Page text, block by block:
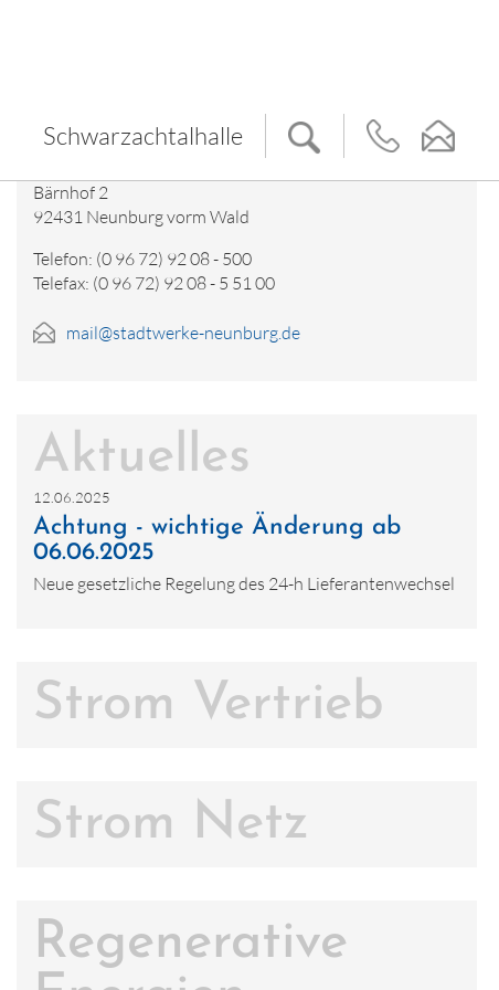
Schwarzachtalhalle
Kontakt
Bärnhof 2
92431 Neunburg vorm Wald
Telefon: (0 96 72) 92 08 - 500
Telefax: (0 96 72) 92 08 - 5 51 00
mail@stadtwerke-neunburg.de
Aktuelles
12.06.2025
Achtung - wichtige Änderung ab
06.06.2025
Neue gesetzliche Regelung des 24-h Lieferantenwechsel
Strom Vertrieb
Strom Netz
Regenerative